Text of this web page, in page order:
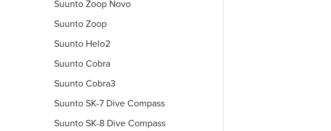
Suunto Zoop Novo
Suunto Zoop
Suunto Helo2
Suunto Cobra
Suunto Cobra3
Suunto SK-7 Dive Compass
Suunto SK-8 Dive Compass